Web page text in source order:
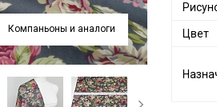
Компаньоны и аналоги Цвет